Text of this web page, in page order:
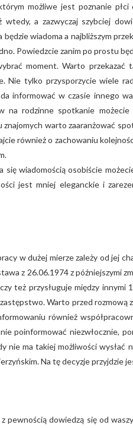
możliwe jest poznanie płci
wtedy, a zazwyczaj szybciej
wiadoma a najbliższym
Powiedzcie zanim po prostu
moment. Warto
Nie tylko przysporzycie wiele
informować w czasie innego
na rodzinne spotkanie
warto zaaranżować
również o zachowaniu
się wiadomością osobiście
jest mniej eleganckie i
w dużej mierze zależy od jej
z 26.06.1974 z późniejszymi
też przysługuje między
Warto przed rozmową
również
poinformować niezwłocznie,
nie ma takiej możliwości wysłać
Na tę decyzje przyjdzie
pewnością dowiedzą się od